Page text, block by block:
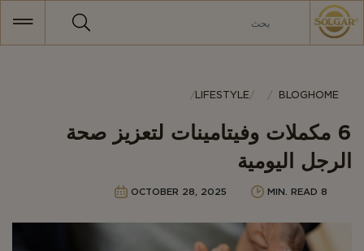
MAIN
NAVIGATION
HOME
BLOG
Category
LIFESTYLE
6 مكملات وفيتامينات لتعزيز صحة
الرجل اليومية
8 MIN. READ
OCTOBER 28, 2025